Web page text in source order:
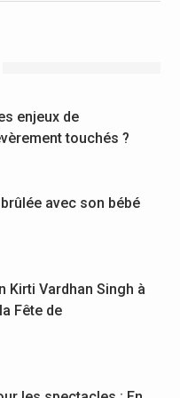
enjeux de
touchés ?
avec son bébé
Kirti Vardhan Singh à
Fête de